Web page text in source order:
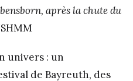
après la chute du
univers : un
de Bayreuth, des